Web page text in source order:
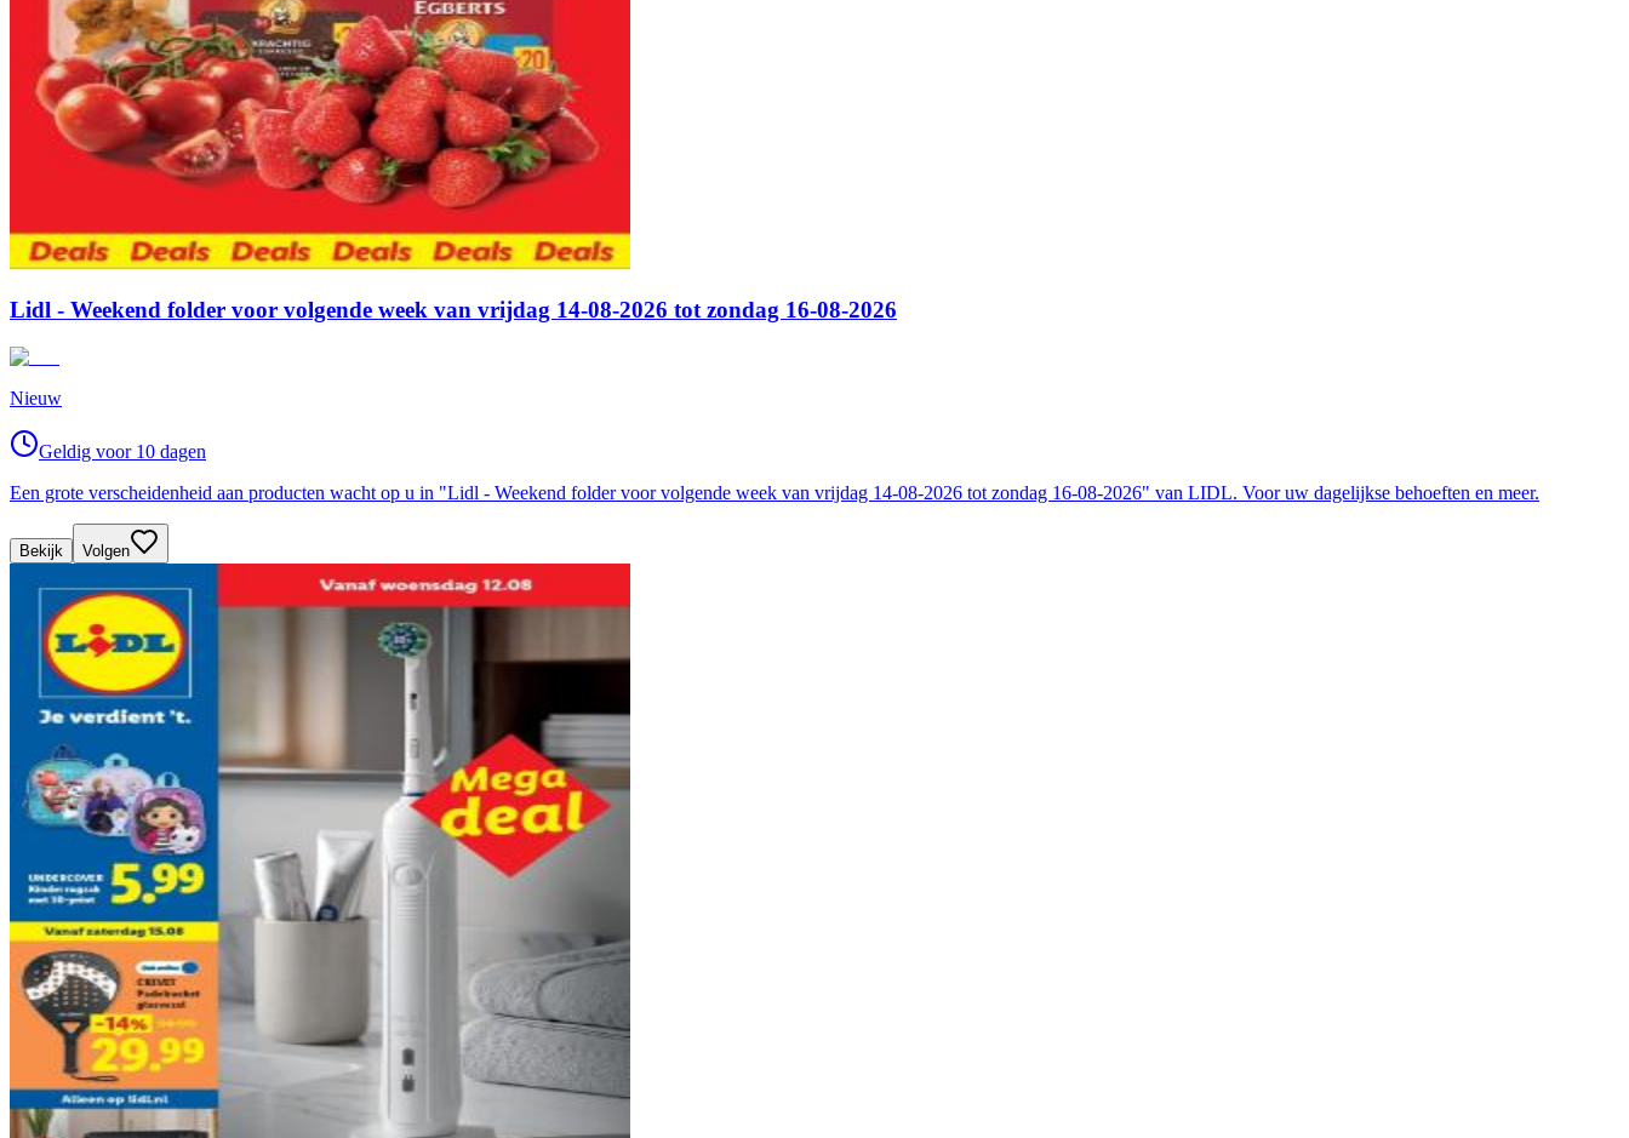
Lidl - Weekend folder voor volgende week van vrijdag 14-08-2026 tot zondag 16-08-2026
Nieuw
Geldig voor 10 dagen
Een grote verscheidenheid aan producten wacht op u in "Lidl - Weekend folder voor volgende week van vrijdag 14-08-2026 tot zondag 16-08-2026" van LIDL. Voor uw dagelijkse behoeften en meer.
Bekijk Volgen